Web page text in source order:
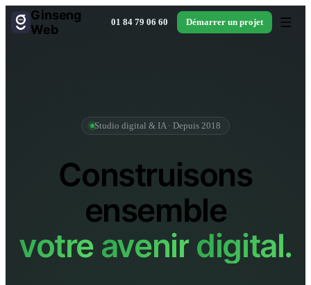
Ginseng
Web
01 84 79 06 60 Démarrer un projet
Studio digital & IA · Depuis 2018
Construisons
ensemble
votre avenir digital.